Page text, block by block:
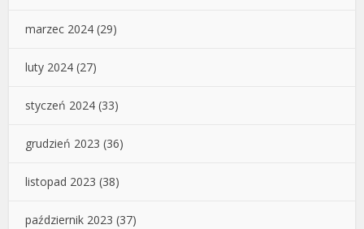
marzec 2024 (29)
luty 2024 (27)
styczeń 2024 (33)
grudzień 2023 (36)
listopad 2023 (38)
październik 2023 (37)